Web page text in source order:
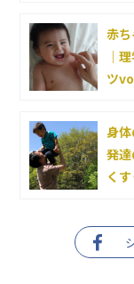
赤
｜
ツ
身
発
く